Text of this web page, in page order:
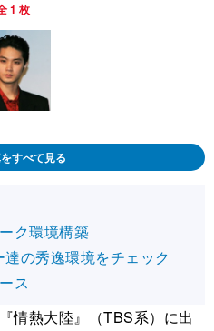
1 枚
すべて見る
ク環境構築
の秀逸環境をチェック
ス
情熱大陸』（TBS系）に出